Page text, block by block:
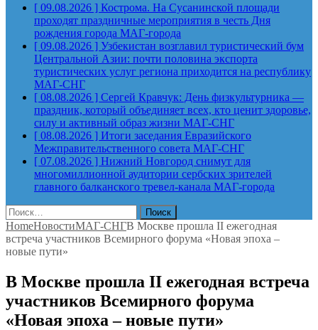
[ 09.08.2026 ] Кострома. На Сусанинской площади
проходят праздничные мероприятия в честь Дня
рождения города МАГ-города
[ 09.08.2026 ] Узбекистан возглавил туристический бум
Центральной Азии: почти половина экспорта
туристических услуг региона приходится на республику
МАГ-СНГ
[ 08.08.2026 ] Сергей Кравчук: День физкультурника —
праздник, который объединяет всех, кто ценит здоровье,
силу и активный образ жизни МАГ-СНГ
[ 08.08.2026 ] Итоги заседания Евразийского
Межправительственного совета МАГ-СНГ
[ 07.08.2026 ] Нижний Новгород снимут для
многомиллионной аудитории сербских зрителей
главного балканского тревел-канала МАГ-города
Найти:
HomeНовостиМАГ-СНГВ Москве прошла II ежегодная
встреча участников Всемирного форума «Новая эпоха –
новые пути»
В Москве прошла II ежегодная встреча
участников Всемирного форума
«Новая эпоха – новые пути»